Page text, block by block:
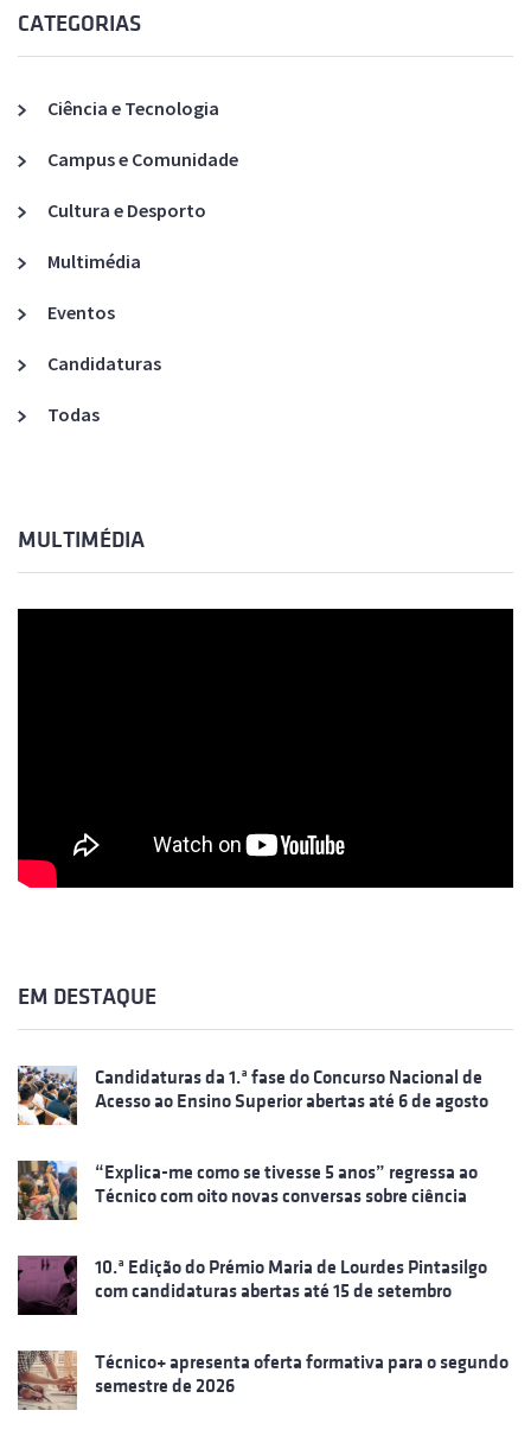
CATEGORIAS
Ciência e Tecnologia
Campus e Comunidade
Cultura e Desporto
Multimédia
Eventos
Candidaturas
Todas
MULTIMÉDIA
EM DESTAQUE
Candidaturas da 1.ª fase do Concurso Nacional de
Acesso ao Ensino Superior abertas até 6 de agosto
“Explica-me como se tivesse 5 anos” regressa ao
Técnico com oito novas conversas sobre ciência
10.ª Edição do Prémio Maria de Lourdes Pintasilgo
com candidaturas abertas até 15 de setembro
Técnico+ apresenta oferta formativa para o segundo
semestre de 2026